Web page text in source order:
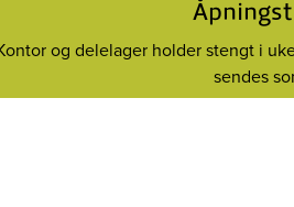
og delelager holder stengt i
sendes